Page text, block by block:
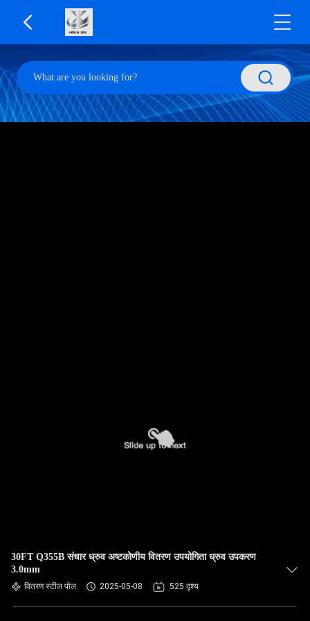
30FT Q355B संचार ध्रुव अष्टकोणीय वितरण उपयोगिता ध्रुव उपकरण
3.0mm
वितरण स्टील पोल 2025-05-08 525 दृश्य